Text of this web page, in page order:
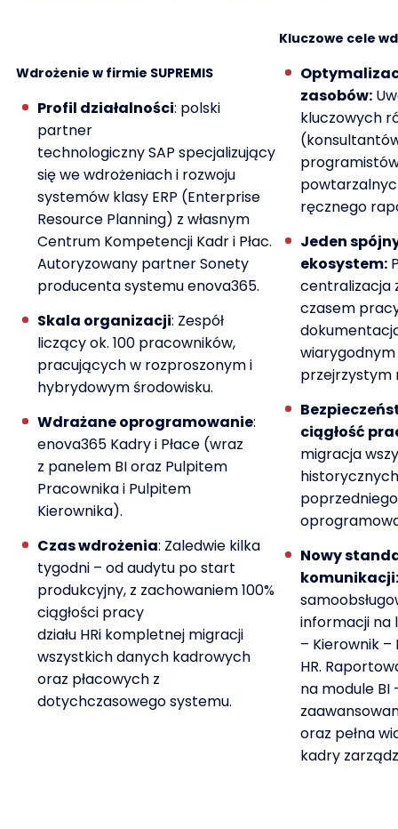
Wdrożenie w firmie SUPREMIS
Profil działalności: polski
partner
technologiczny SAP specjalizujący
się we wdrożeniach i rozwoju
systemów klasy ERP (Enterprise
Resource Planning) z własnym
Centrum Kompetencji Kadr i Płac.
Autoryzowany partner Sonety
producenta systemu enova365.
Skala organizacji: Zespół
liczący ok. 100 pracowników,
pracujących w rozproszonym i
hybrydowym środowisku.
Wdrażane oprogramowanie:
enova365 Kadry i Płace (wraz
z panelem BI oraz Pulpitem
Pracownika i Pulpitem
Kierownika).
Czas wdrożenia: Zaledwie kilka
tygodni – od audytu po start
produkcyjny, z zachowaniem 100%
ciągłości pracy
działu HRi kompletnej migracji
wszystkich danych kadrowych
oraz płacowych z
dotychczasowego systemu.
Kluczowe cele
zasobów:
kluczowych
ręcznego
Jeden
ekosystem:
centralizacja
czasem
wiarygodnym
przejrzystym
ciągłość
migracja
poprzedniego
Nowy
komunikacji:
informacji na
– Kierownik –
HR.
na module BI
oraz pełna
kadry